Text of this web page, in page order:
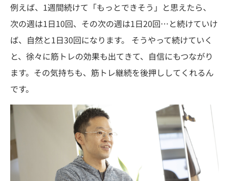
例えば、1週間続けて「もっとできそう」と思えたら、
次の週は1日10回、その次の週は1日20回…と続けていけ
ば、自然と1日30回になります。 そうやって続けていく
と、徐々に筋トレの効果も出てきて、自信にもつながり
ます。その気持ちも、筋トレ継続を後押ししてくれるん
です。